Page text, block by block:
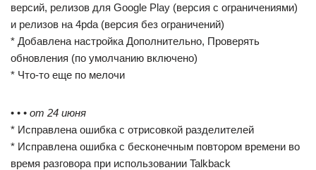
версий, релизов для Google Play (версия с ограничениями)
и релизов на 4pda (версия без ограничений)
* Добавлена настройка Дополнительно, Проверять
обновления (по умолчанию включено)
* Что-то еще по мелочи
• • • от 24 июня
* Исправлена ошибка с отрисовкой разделителей
* Исправлена ошибка с бесконечным повтором времени во
время разговора при использовании Talkback